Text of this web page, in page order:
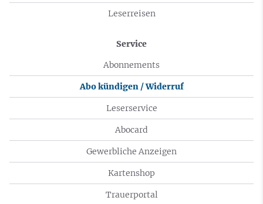
Leserreisen
Service
Abonnements
Abo kündigen / Widerruf
Leserservice
Abocard
Gewerbliche Anzeigen
Kartenshop
Trauerportal